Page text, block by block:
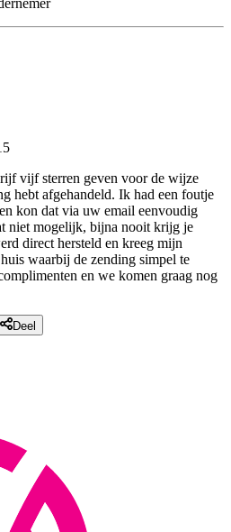
vijf sterren geven voor de wijze
hebt afgehandeld. Ik had een foutje
kon dat via uw email eenvoudig
niet mogelijk, bijna nooit krijg je
direct hersteld en kreeg mijn
waarbij de zending simpel te
en we komen graag nog
Deel